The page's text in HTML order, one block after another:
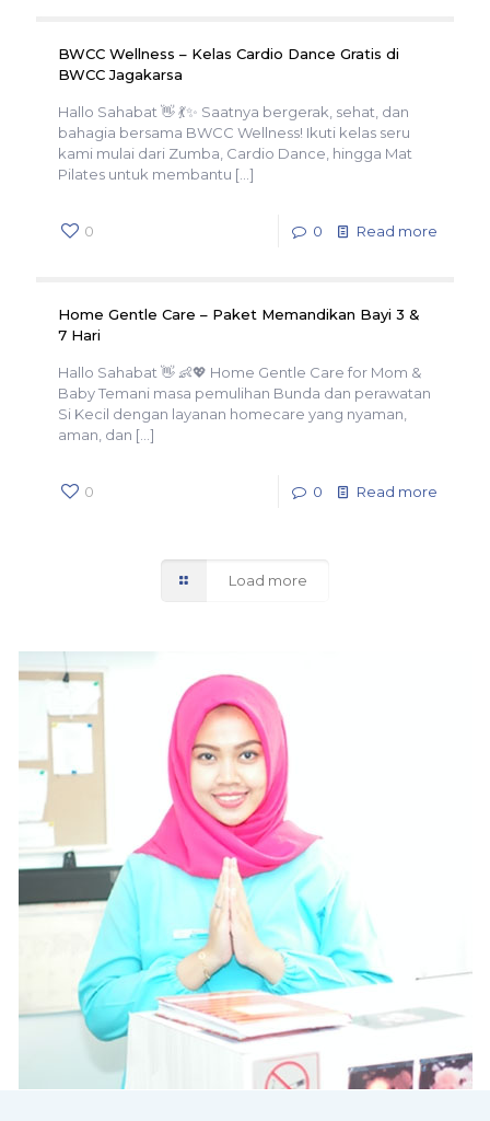
BWCC Wellness – Kelas Cardio Dance Gratis di
BWCC Jagakarsa
Hallo Sahabat 👋 💃✨ Saatnya bergerak, sehat, dan
bahagia bersama BWCC Wellness! Ikuti kelas seru
kami mulai dari Zumba, Cardio Dance, hingga Mat
Pilates untuk membantu […]
0 0 Read more
Home Gentle Care – Paket Memandikan Bayi 3 &
7 Hari
Hallo Sahabat 👋 👶💖 Home Gentle Care for Mom &
Baby Temani masa pemulihan Bunda dan perawatan
Si Kecil dengan layanan homecare yang nyaman,
aman, dan […]
0 0 Read more
Load more